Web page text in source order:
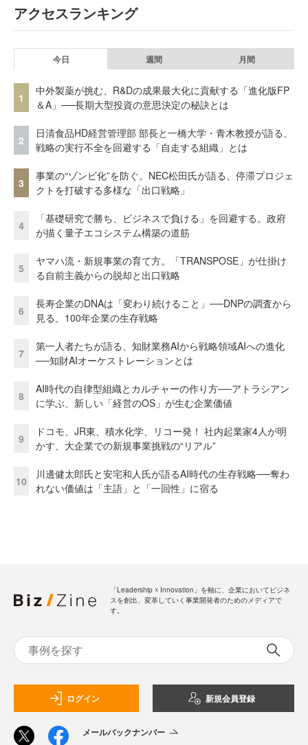
アクセスランキング
今日 週間 月間
1
中外製薬が挑む、R&Dの成果最大化に貢献する「進化版FP
＆A」──長期大型投資の意思決定の秘訣とは
2
日清食品HD経営管理部 部長と一橋大学・青木教授が語る、
戦略の実行不全を回避する「自走する組織」とは
3
事業の“ゾンビ化”を防ぐ。NEC松田氏が語る、停滞プロジェ
クトを打破する多様な「出口戦略」
4
「基礎研究で勝ち、ビジネスで負ける」を回避する。政府
が描く量子エコシステム構築の道筋
5
ヤマハ流・新規事業の育て方。「TRANSPOSE」が仕掛け
る自前主義からの脱却と出口戦略
6
長寿企業のDNAは「変わり続けること」──DNPの調査から
見る、100年企業の生存戦略
7
第一人者たちが語る、知財業務AIから戦略領域AIへの進化
──知財AIオーケストレーションとは
8
AI時代の自律型組織とカルチャーの作り方──アトラシアン
に学ぶ、新しい「経営のOS」が生む企業価値
9
ドコモ、JR東、積水化学、リコー発！ 社内起業家4人が明
かす、大企業での新規事業挑戦の“リアル”
10
川邊健太郎氏と安宅和人氏が語るAI時代の生存戦略──奪わ
れない価値は「主語」と「一回性」に宿る
「Leadership ☓ Innovation」を軸に、企業においてビジネ
スを創出、変革していく事業開発者のためのメディアで
す。
ログイン 新規会員登録
メールバックナンバー